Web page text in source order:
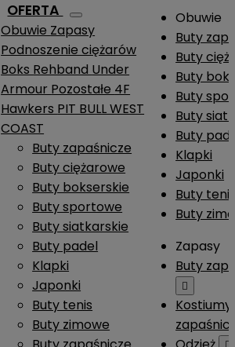
OFERTA
Obuwie Zapasy
Podnoszenie ciężarów
Boks Rehband Under
Armour Pozostałe 4F
Hawkers PIT BULL WEST
COAST
Buty zapaśnicze
Buty ciężarowe
Buty bokserskie
Buty sportowe
Buty siatkarskie
Buty padel
Klapki
Japonki
Buty tenis
Buty zimowe
Obuwie
Buty
Buty
Buty
Buty
Buty
Buty
Klapki
Japonki
Buty
Buty
Zapasy
Buty

Kostiumy